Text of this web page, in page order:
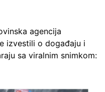
agencija
izvestili o događaju i
sa viralnim snimkom: